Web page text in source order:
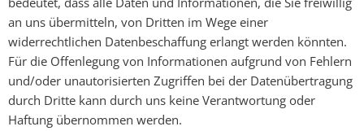
an uns übermitteln, von Dritten im Wege einer
widerrechtlichen Datenbeschaffung erlangt werden könnten.
Für die Offenlegung von Informationen aufgrund von Fehlern
und/oder unautorisierten Zugriffen bei der Datenübertragung
durch Dritte kann durch uns keine Verantwortung oder
Haftung übernommen werden.